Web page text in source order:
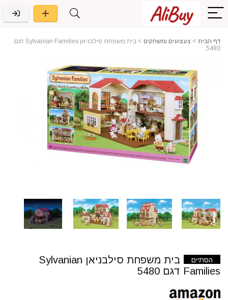
דף הבית > צעצועים ומשחקים >
בית משפחת סילבניאן Sylvanian Families דגם
5480
הסתיים
בית משפחת סילבניאן Sylvanian
Families דגם 5480